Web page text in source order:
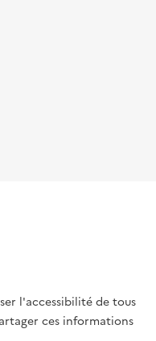
l'accessibilité de tous
ces informations